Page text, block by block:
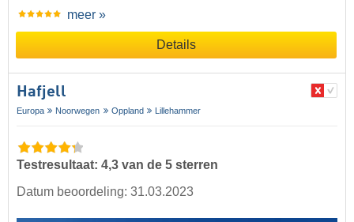
meer »
Details
Hafjell
Europa Noorwegen Oppland Lillehammer
Testresultaat: 4,3 van de 5 sterren
Datum beoordeling: 31.03.2023